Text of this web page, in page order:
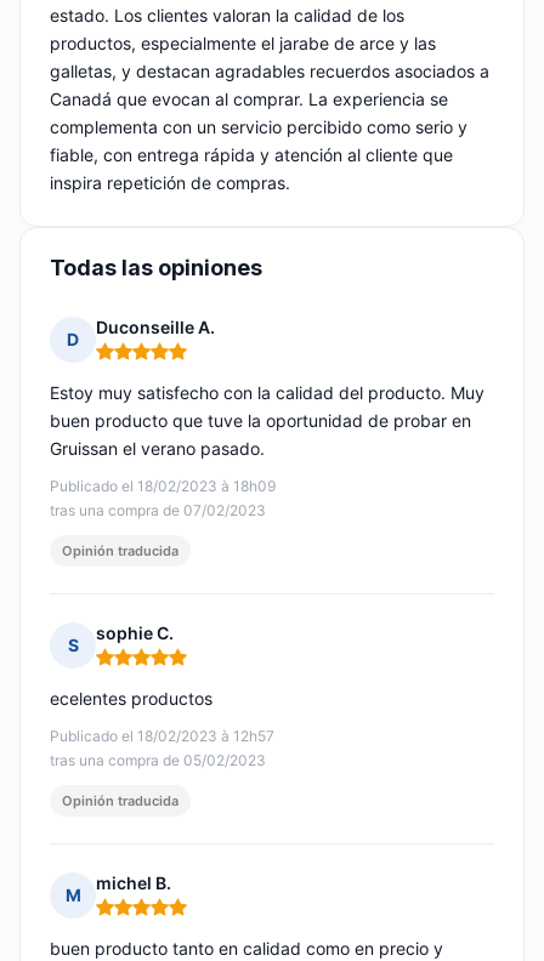
estado. Los clientes valoran la calidad de los
productos, especialmente el jarabe de arce y las
galletas, y destacan agradables recuerdos asociados a
Canadá que evocan al comprar. La experiencia se
complementa con un servicio percibido como serio y
fiable, con entrega rápida y atención al cliente que
inspira repetición de compras.
Todas las opiniones
D
Duconseille A.
Nota: 5 de 5
Publicado el 18/02/2023 à 18h09
tras una compra de 07/02/2023
Estoy muy satisfecho con la calidad del producto. Muy
buen producto que tuve la oportunidad de probar en
Gruissan el verano pasado.
Opinión traducida
S
sophie C.
Nota: 5 de 5
Publicado el 18/02/2023 à 12h57
tras una compra de 05/02/2023
ecelentes productos
Opinión traducida
M
michel B.
Nota: 5 de 5
buen producto tanto en calidad como en precio y